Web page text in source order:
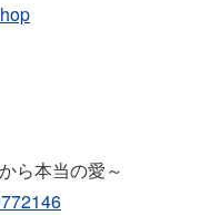
ら本当の愛～